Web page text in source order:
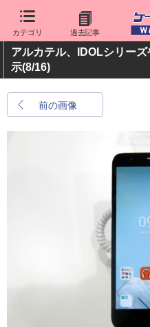
カテゴリ 過去記事
アルカテル、IDOLシリー
示(8/16)
前の画像